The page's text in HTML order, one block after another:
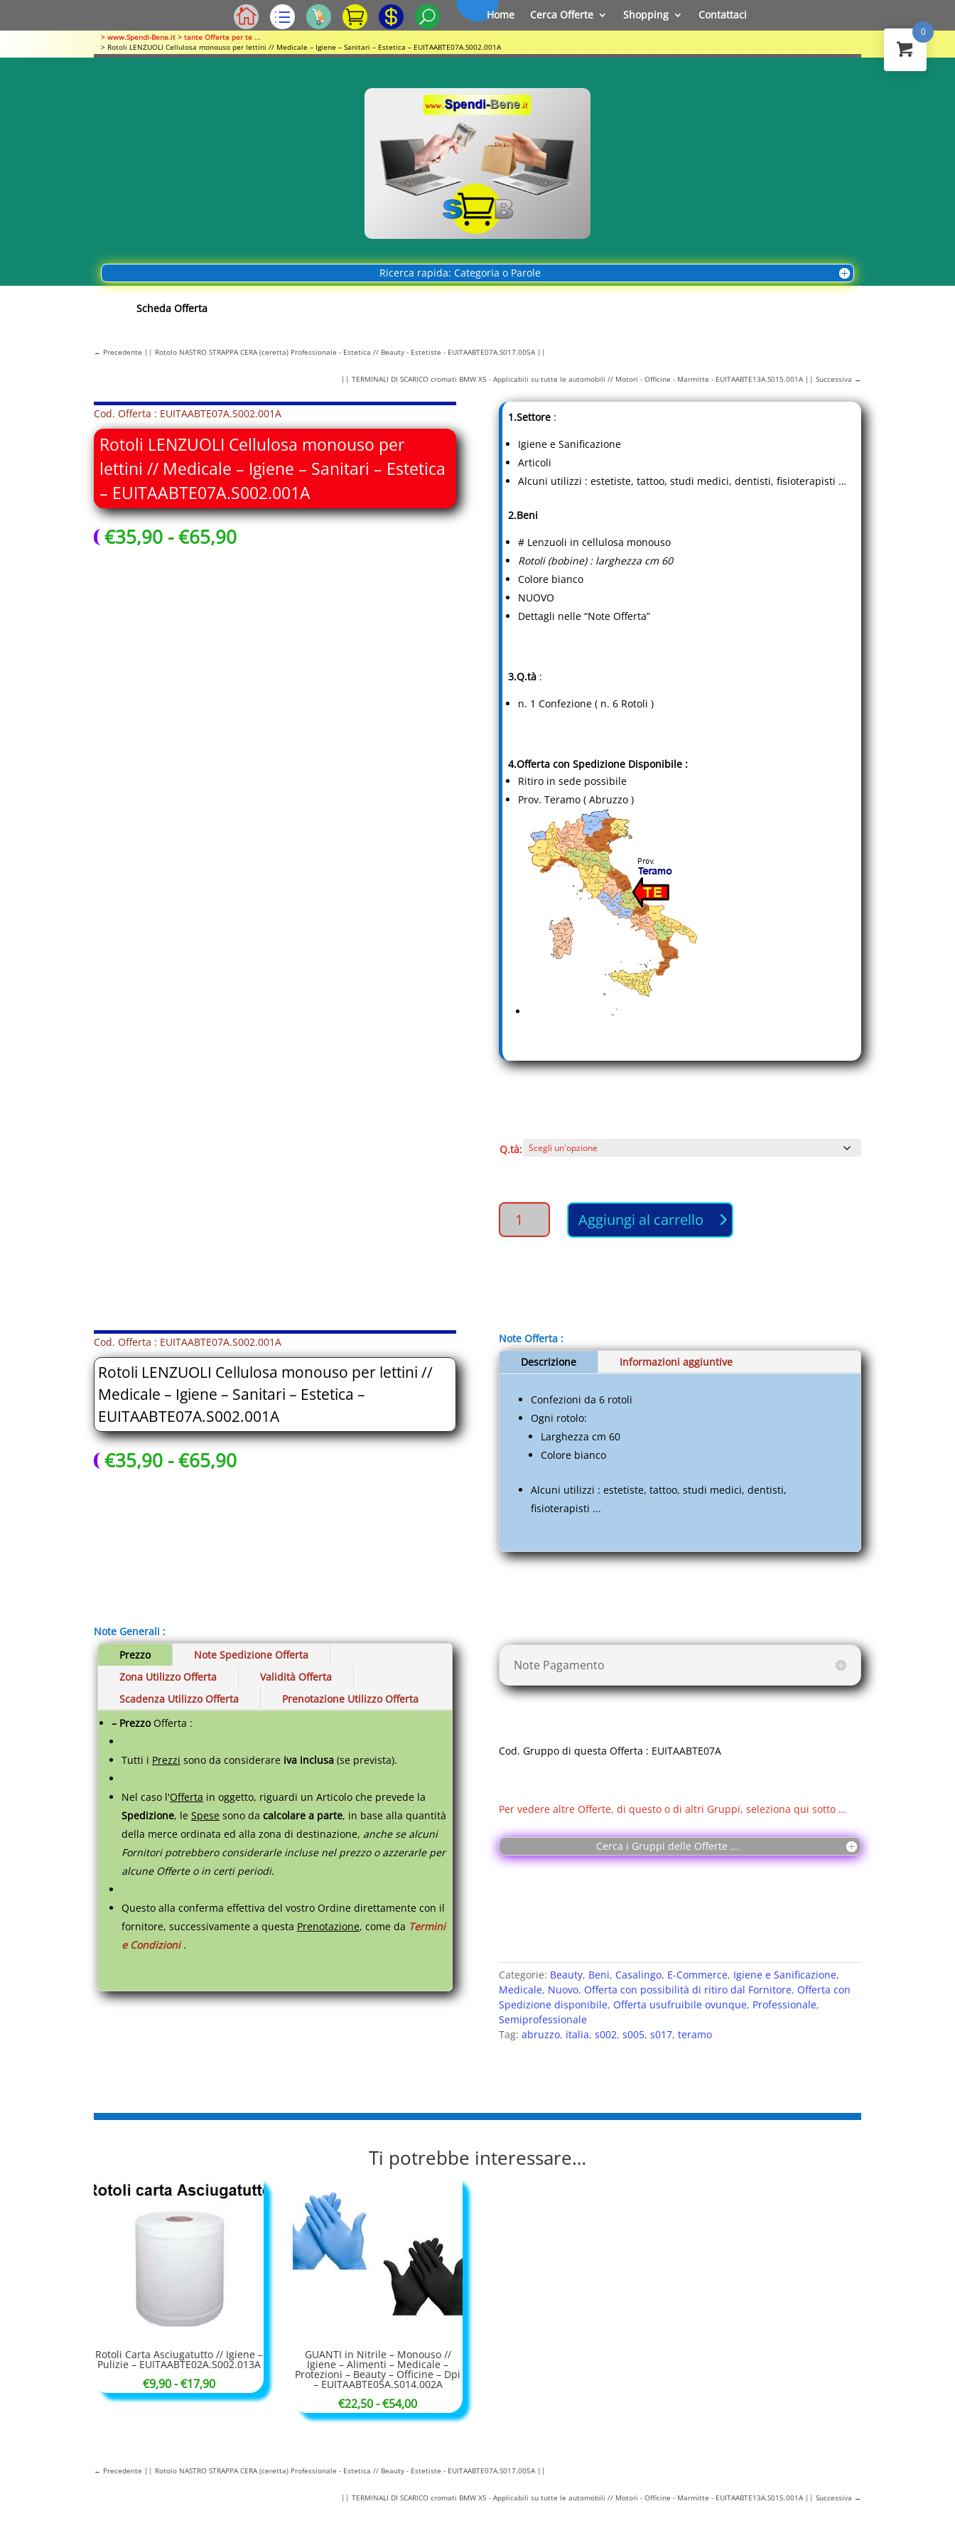
> www.Spendi-Bene.it > tante Offerte per te ...
> Rotoli LENZUOLI Cellulosa monouso per lettini // Medicale – Igiene – Sanitari – Estetica – EUITAABTE07A.S002.001A
Home Cerca Offerte Shopping Contattaci
Ricerca rapida: Categoria o Parole
Scheda Offerta
← Precedente || Rotolo NASTRO STRAPPA CERA (ceretta) Professionale - Estetica // Beauty - Estetiste - EUITAABTE07A.S017.005A ||
|| TERMINALI DI SCARICO cromati BMW X5 - Applicabili su tutte le automobili // Motori - Officine - Marmitte - EUITAABTE13A.S015.001A || Successiva →
Cod. Offerta : EUITAABTE07A.S002.001A
Rotoli LENZUOLI Cellulosa monouso per
lettini // Medicale – Igiene – Sanitari – Estetica
– EUITAABTE07A.S002.001A
€35,90 -€65,90Fascia
1.Settore:
Igiene e Sanificazione
Articoli
Alcuni utilizzi : estetiste, tattoo, studi medici, dentisti, fisioterapisti …
2.Beni
# Lenzuoli in cellulosa monouso
Rotoli (bobine) : larghezza cm 60
Colore bianco
NUOVO
Dettagli nelle “Note Offerta”
3.Q.tà:
n. 1 Confezione ( n. 6 Rotoli )
4.Offerta con Spedizione Disponibile :
Ritiro in sede possibile
Prov. Teramo ( Abruzzo )
Q.tà:
Rotoli
LENZUOLI
-
Igiene
-
Estetica
EUITAABTE07A.S002.001A
Aggiungi al carrello
Cod. Offerta : EUITAABTE07A.S002.001A
Rotoli LENZUOLI Cellulosa monouso per lettini //
Medicale – Igiene – Sanitari – Estetica –
EUITAABTE07A.S002.001A
€35,90 -€65,90Fascia
Note Offerta :
Descrizione
Informazioni aggiuntive
Confezioni da 6 rotoli
Ogni rotolo:
Larghezza cm 60
Colore bianco
Alcuni utilizzi : estetiste, tattoo, studi medici, dentisti,
fisioterapisti ...
Note Generali :
Prezzo
Note Spedizione Offerta
Zona Utilizzo Offerta
Validità Offerta
Scadenza Utilizzo Offerta
Prenotazione Utilizzo Offerta
– PrezzoOfferta :
Tutti i Prezzi sono da considerare iva inclusa (se prevista).
Nel caso l'Offerta in oggetto, riguardi un Articolo che prevede la
Spedizione, le Spese sono da calcolare a parte, in base alla quantità
della merce ordinata ed alla zona di destinazione, anche se alcuni
Fornitori potrebbero considerarle incluse nel prezzo o azzerarle per
alcune Offerte o in certi periodi.
Questo alla conferma effettiva del vostro Ordine direttamente con il
fornitore, successivamente a questa Prenotazione, come da Termini
e Condizioni.
Note Pagamento
Cod. Gruppo di questa Offerta : EUITAABTE07A
Per vedere altre Offerte, di questo o di altri Gruppi, seleziona qui sotto …
Cerca i Gruppi delle Offerte ...
Categorie: Beauty, Beni, Casalingo, E-Commerce, Igiene e Sanificazione,
Medicale, Nuovo, Offerta con possibilità di ritiro dal Fornitore, Offerta con
Spedizione disponibile, Offerta usufruibile ovunque, Professionale,
Semiprofessionale
Tag: abruzzo, italia, s002, s005, s017, teramo
Ti potrebbe interessare…
Rotoli Carta Asciugatutto // Igiene –
Pulizie – EUITAABTE02A.S002.013A
€9,90-€17,90Fascia
di
a
GUANTI in Nitrile – Monouso //
Igiene – Alimenti – Medicale –
Protezioni – Beauty – Officine – Dpi
– EUITAABTE05A.S014.002A
€22,50-€54,00Fascia
di
€22,50
a
← Precedente || Rotolo NASTRO STRAPPA CERA (ceretta) Professionale - Estetica // Beauty - Estetiste - EUITAABTE07A.S017.005A ||
|| TERMINALI DI SCARICO cromati BMW X5 - Applicabili su tutte le automobili // Motori - Officine - Marmitte - EUITAABTE13A.S015.001A || Successiva →
0